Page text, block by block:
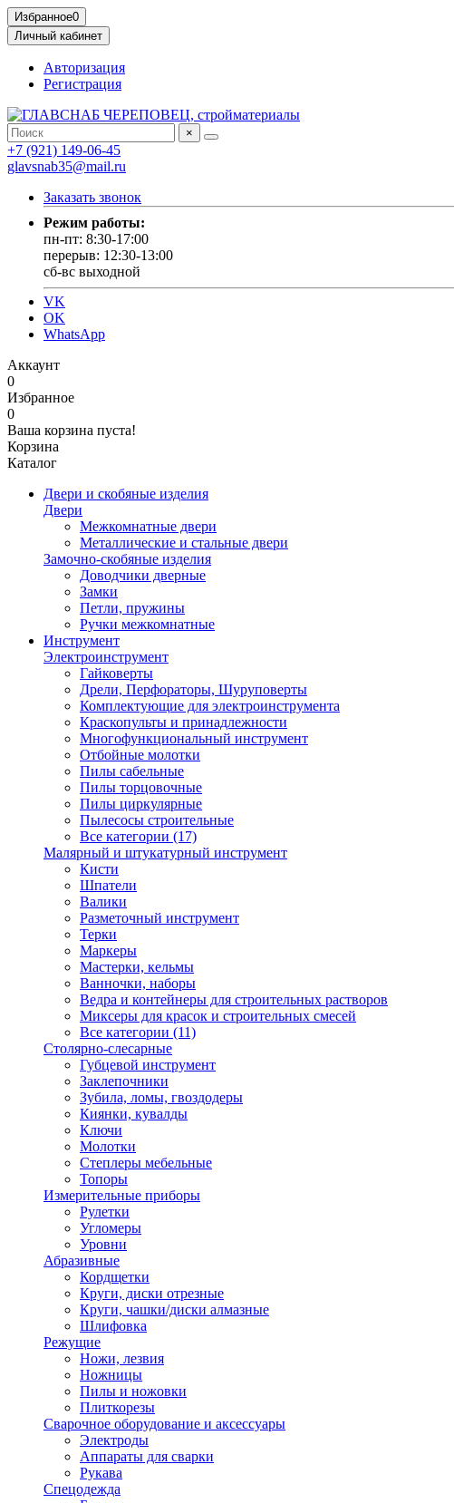
Избранное0
Личный кабинет
Авторизация
Регистрация
×
+7 (921) 149-06-45
glavsnab35@mail.ru
Заказать звонок
Режим работы:
пн-пт: 8:30-17:00
перерыв: 12:30-13:00
сб-вс выходной
VK
OK
WhatsApp
Аккаунт
0
Избранное
0
Ваша корзина пуста!
Корзина
Каталог
Двери и скобяные изделия
Двери
Межкомнатные двери
Металлические и стальные двери
Замочно-скобяные изделия
Доводчики дверные
Замки
Петли, пружины
Ручки межкомнатные
Инструмент
Электроинструмент
Гайковерты
Дрели, Перфораторы, Шуруповерты
Комплектующие для электроинструмента
Краскопульты и принадлежности
Многофункциональный инструмент
Отбойные молотки
Пилы сабельные
Пилы торцовочные
Пилы циркулярные
Пылесосы строительные
Все категории (17)
Малярный и штукатурный инструмент
Кисти
Шпатели
Валики
Разметочный инструмент
Терки
Маркеры
Мастерки, кельмы
Ванночки, наборы
Ведра и контейнеры для строительных растворов
Миксеры для красок и строительных смесей
Все категории (11)
Столярно-слесарные
Губцевой инструмент
Заклепочники
Зубила, ломы, гвоздодеры
Киянки, кувалды
Ключи
Молотки
Степлеры мебельные
Топоры
Измерительные приборы
Рулетки
Угломеры
Уровни
Абразивные
Кордщетки
Круги, диски отрезные
Круги, чашки/диски алмазные
Шлифовка
Режущие
Ножи, лезвия
Ножницы
Пилы и ножовки
Плиткорезы
Сварочное оборудование и аксессуары
Электроды
Аппараты для сварки
Рукава
Спецодежда